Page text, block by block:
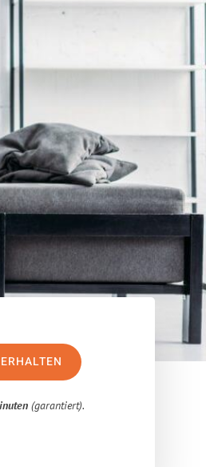
(garantiert).